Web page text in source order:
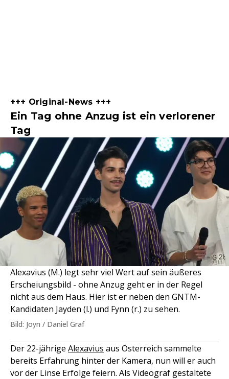
+++ Original-News +++
Ein Tag ohne Anzug ist ein verlorener
Tag
Alexavius (M.) legt sehr viel Wert auf sein äußeres
Erscheiungsbild - ohne Anzug geht er in der Regel
nicht aus dem Haus. Hier ist er neben den GNTM-
Kandidaten Jayden (l.) und Fynn (r.) zu sehen.
Bild: Joyn / Daniel Graf
Der 22-jährige Alexavius aus Österreich sammelte
bereits Erfahrung hinter der Kamera, nun will er auch
vor der Linse Erfolge feiern. Als Videograf gestaltete